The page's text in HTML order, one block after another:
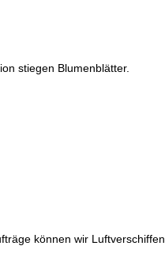
stiegen Blumenblätter.
können wir Luftverschiffen,